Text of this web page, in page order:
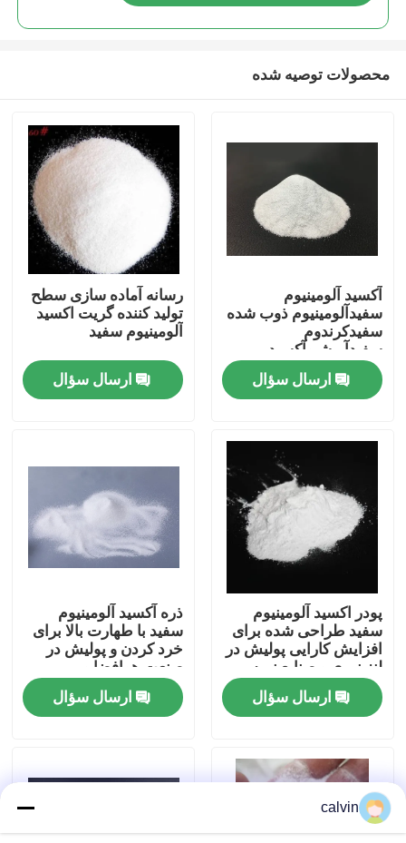
خانه
محصولات
کارخانه تور
کنترل کیفیت
تماس با ما
درخواست نقل قول
رسانه انفجار سرامیکی
بلست مهره سرامیکی
ساینده سرامیک بلاستینگ
محصولات توصیه شده
آکسید آلومینیوم
سفیدآلومینیوم ذوب شده
سفیدکرندوم
سفیدآبرشیوآکسید
آلومینیوم سفید
ارسال سؤال
رسانه آماده سازی سطح
تولید کننده گریت اکسید
آلومینیوم سفید
ارسال سؤال
پودر اکسید آلومینیوم
سفید طراحی شده برای
افزایش کارایی پولیش در
لنز نوری و صنایع نیمه
هادی
ارسال سؤال
ذره آکسید آلومینیوم
سفید با طهارت بالا برای
خرد کردن و پولیش در
صنعت هوافضا و
الکترونیک
ارسال سؤال
calvin